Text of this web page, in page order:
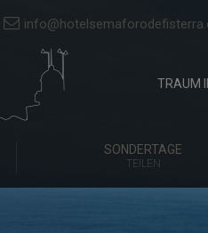
TRAUM
SONDERTAGE
TEILEN